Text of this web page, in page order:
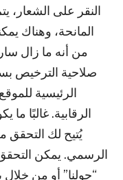
النقر على الشعار،
المانحة، وهناك
من أنه ما زال
صلاحية الترخيص
الرئيسية
الرقابية. غالبًا
يُتيح لك التحقق
الرسمي. يمكن
“حولنا” أو من